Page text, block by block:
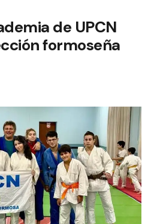
de UPCN
formoseña